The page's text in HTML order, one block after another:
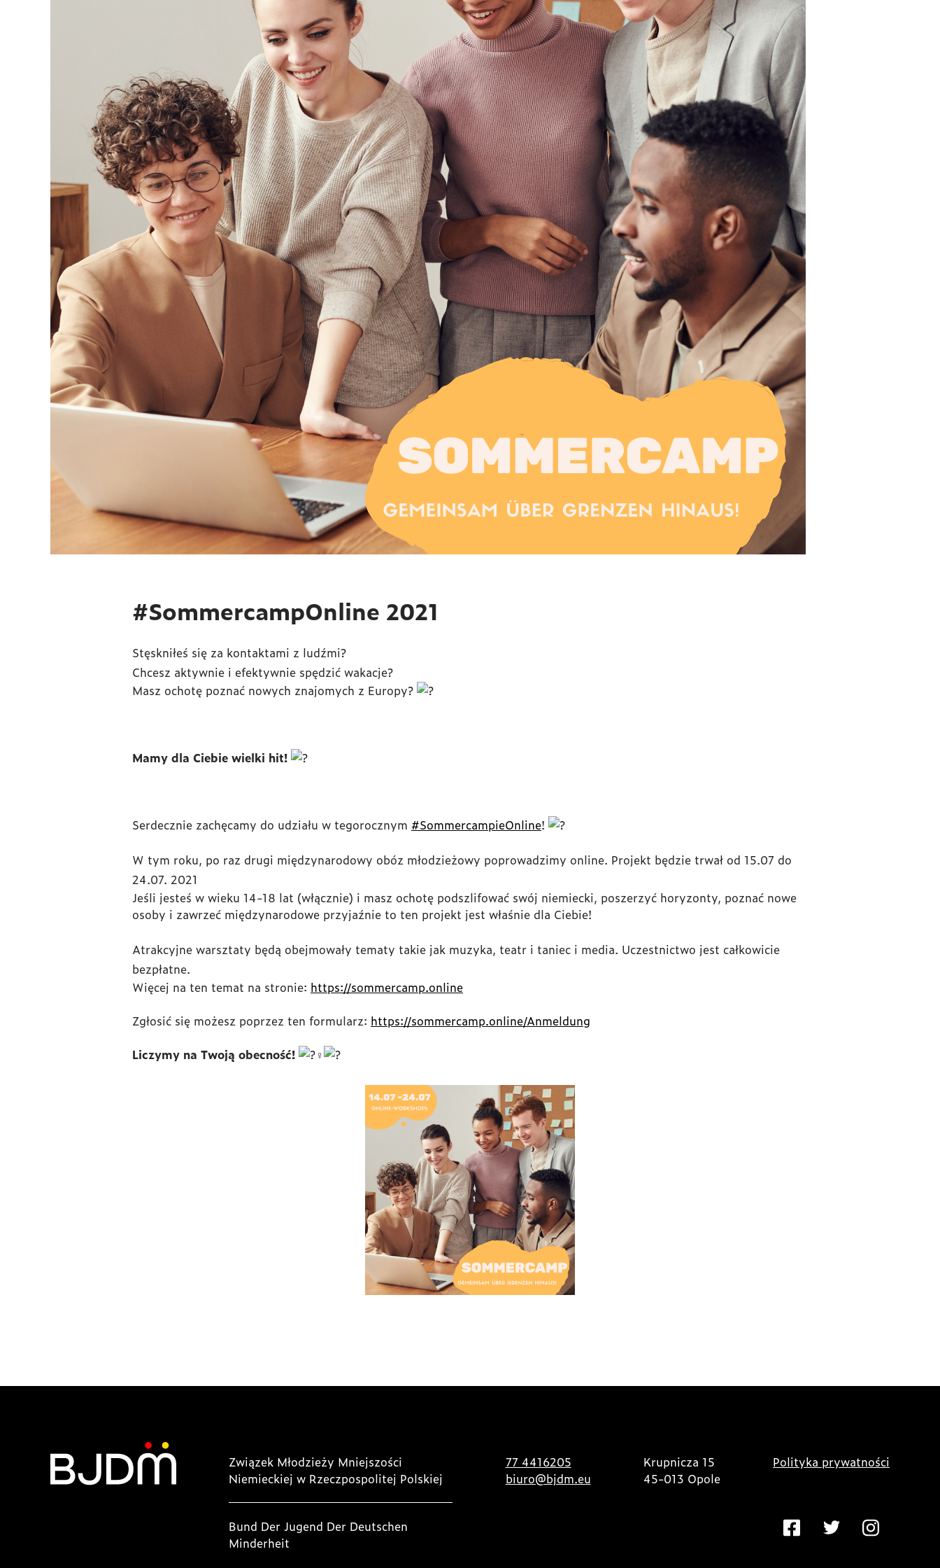
#SommercampOnline 2021
Stęskniłeś się za kontaktami z ludźmi?
Chcesz aktywnie i efektywnie spędzić wakacje?
Masz ochotę poznać nowych znajomych z Europy?
Mamy dla Ciebie wielki hit!
Serdecznie zachęcamy do udziału w tegorocznym #SommercampieOnline!
W tym roku, po raz drugi międzynarodowy obóz młodzieżowy poprowadzimy online. Projekt będzie trwał od 15.07 do
24.07. 2021
Jeśli jesteś w wieku 14-18 lat (włącznie) i masz ochotę podszlifować swój niemiecki, poszerzyć horyzonty, poznać nowe
osoby i zawrzeć międzynarodowe przyjaźnie to ten projekt jest właśnie dla Ciebie!
Atrakcyjne warsztaty będą obejmowały tematy takie jak muzyka, teatr i taniec i media. Uczestnictwo jest całkowicie
bezpłatne.
Więcej na ten temat na stronie: https://sommercamp.online
Zgłosić się możesz poprzez ten formularz: https://sommercamp.online/Anmeldung
Liczymy na Twoją obecność!
Związek Młodzieży Mniejszości
Niemieckiej w Rzeczpospolitej Polskiej
Bund Der Jugend Der Deutschen
Minderheit
77 4416205
biuro@bjdm.eu
Krupnicza 15
45-013 Opole
Polityka prywatności